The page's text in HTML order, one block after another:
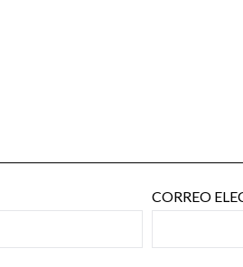
CORREO